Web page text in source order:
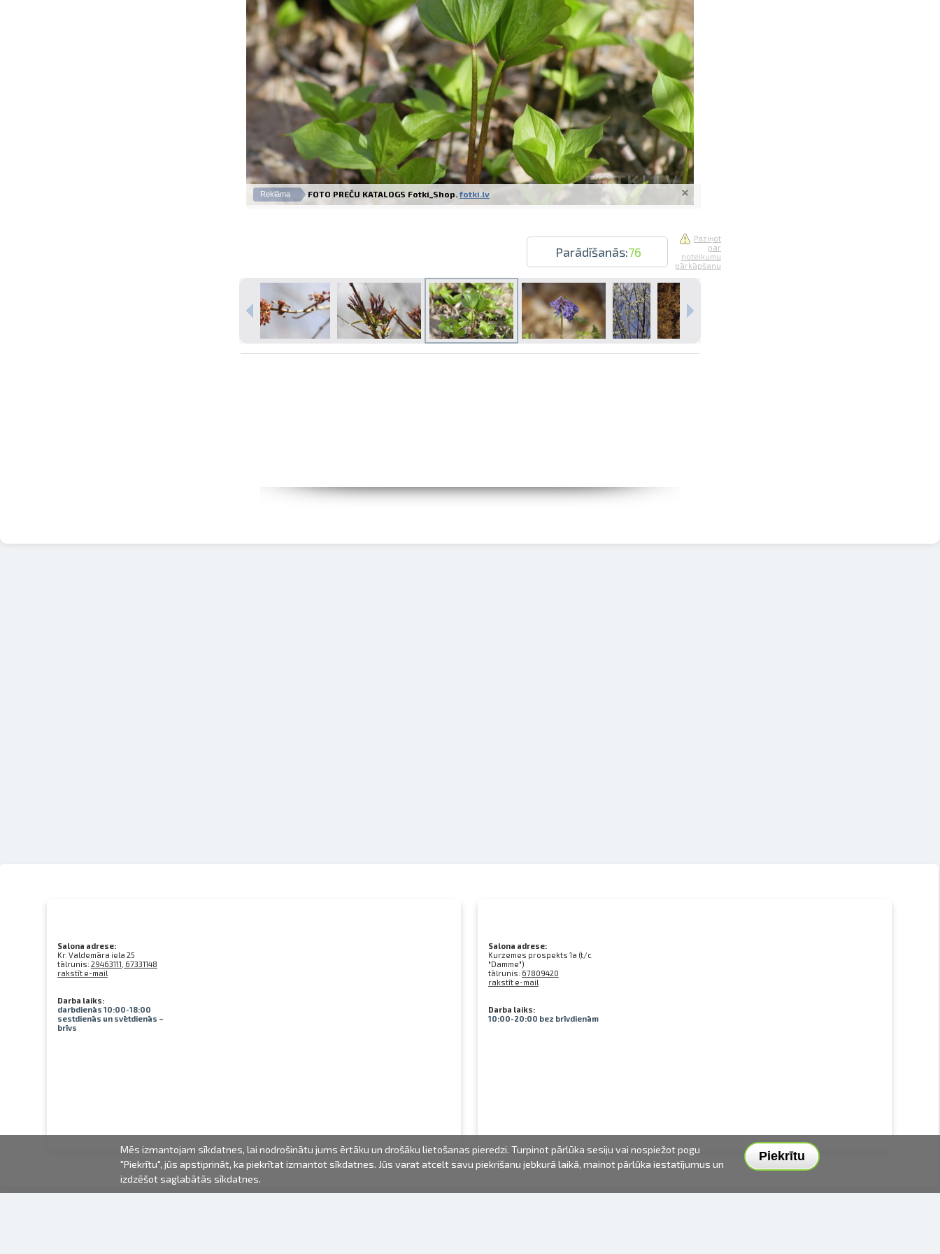
Izdrukas 1h laikā Rīgā – pasūtiet tiešsaistē
Dažādi formāti un papīra veidi jūsu foto
Piegāde visā Latvijā vai saņemšana klātienē
Reklāma FOTO PREČU KATALOGS Fotki_Shop. fotki.lv
Parādīšanās:76
Paziņot
par
noteikumu
pārkāpšanu
Salona adrese:
Kr. Valdemāra iela 25
tālrunis: 29463111, 67331148
rakstīt e-mail
Darba laiks:
darbdienās 10:00-18:00
sestdienās un svētdienās –
brīvs
Salona adrese:
Kurzemes prospekts 1a (t/c
"Damme")
tālrunis: 67809420
rakstīt e-mail
Darba laiks:
10:00-20:00 bez brīvdienām
Piekrītu
Mēs izmantojam sīkdatnes, lai nodrošinātu jums ērtāku un drošāku lietošanas pieredzi. Turpinot pārlūka sesiju vai nospiežot pogu
"Piekrītu", jūs apstiprināt, ka piekrītat izmantot sīkdatnes. Jūs varat atcelt savu piekrišanu jebkurā laikā, mainot pārlūka iestatījumus un
izdzēšot saglabātās sīkdatnes.